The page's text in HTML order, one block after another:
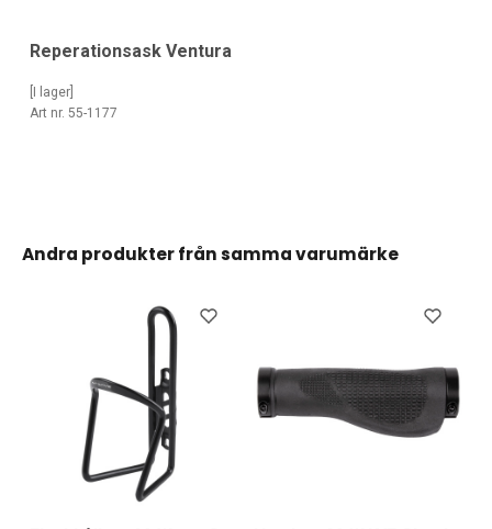
Reperationsask Ventura
[I lager]
Art nr. 55-1177
Andra produkter från samma varumärke